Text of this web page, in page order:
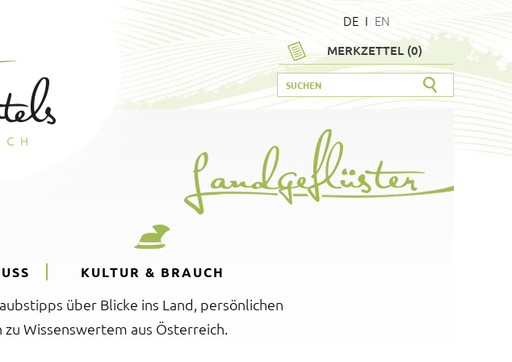
KULTUR & BRAUCH
über Blicke ins Land, persönlichen
Wissenswertem aus Österreich.
DE I EN
MERKZETTEL (0)